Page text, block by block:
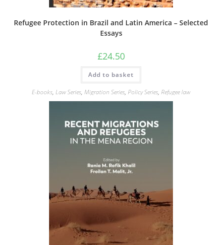
Refugee Protection in Brazil and Latin America – Selected
Essays
£24.50
Add to basket
E-books, Law Series, Migration Series, Policy Series, Refugee law